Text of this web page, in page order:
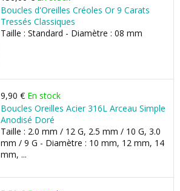
Boucles d'Oreilles Créoles Or 9 Carats
Tressés Classiques
Taille : Standard - Diamètre : 08 mm
9,90 € En stock
Boucles Oreilles Acier 316L Arceau Simple
Anodisé Doré
Taille : 2.0 mm / 12 G, 2.5 mm / 10 G, 3.0
mm / 9 G - Diamètre : 10 mm, 12 mm, 14
mm, ...